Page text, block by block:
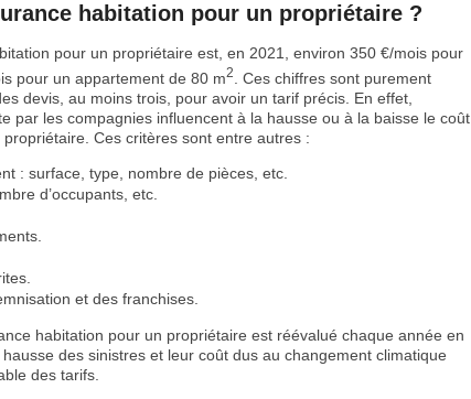
habitation pour un propriétaire ?
pour un propriétaire est, en 2021, environ 350 €/mois pour
pour un appartement de 80 m2
. Ces chiffres sont purement
devis, au moins trois, pour avoir un tarif précis. En effet,
par les compagnies influencent à la hausse ou à la baisse le coût
Ces critères sont entre autres :
: surface, type, nombre de pièces, etc.
d’occupants, etc.
et des franchises.
habitation pour un propriétaire est réévalué chaque année en
des sinistres et leur coût dus au changement climatique
des tarifs.